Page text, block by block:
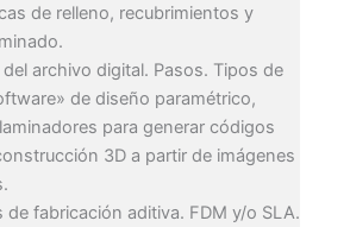
de relleno, recubrimientos y
archivo digital. Pasos. Tipos de
de diseño paramétrico,
para generar códigos
3D a partir de imágenes
de fabricación aditiva. FDM y/o SLA.